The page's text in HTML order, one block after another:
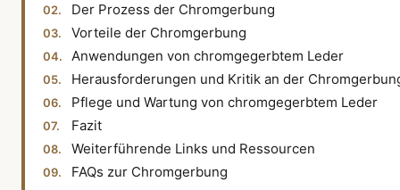
Der Prozess der Chromgerbung
Vorteile der Chromgerbung
Anwendungen von chromgegerbtem Leder
Herausforderungen und Kritik an der
Pflege und Wartung von chromgegerbtem Leder
Fazit
Weiterführende Links und Ressourcen
FAQs zur Chromgerbung